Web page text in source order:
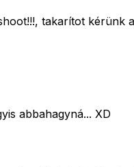
takarítot kérünk
abbahagyná... XD